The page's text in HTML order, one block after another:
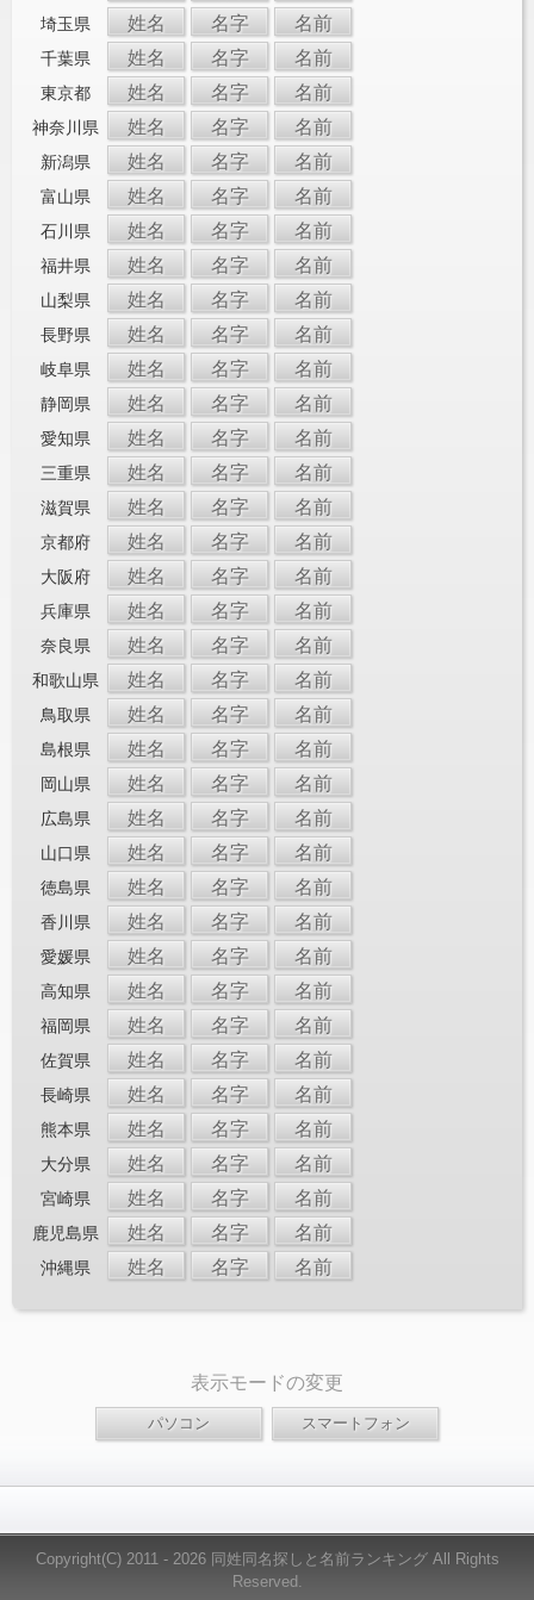
埼玉県 姓名 名字 名前
千葉県 姓名 名字 名前
東京都 姓名 名字 名前
神奈川県 姓名 名字 名前
新潟県 姓名 名字 名前
富山県 姓名 名字 名前
石川県 姓名 名字 名前
福井県 姓名 名字 名前
山梨県 姓名 名字 名前
長野県 姓名 名字 名前
岐阜県 姓名 名字 名前
静岡県 姓名 名字 名前
愛知県 姓名 名字 名前
三重県 姓名 名字 名前
滋賀県 姓名 名字 名前
京都府 姓名 名字 名前
大阪府 姓名 名字 名前
兵庫県 姓名 名字 名前
奈良県 姓名 名字 名前
和歌山県 姓名 名字 名前
鳥取県 姓名 名字 名前
島根県 姓名 名字 名前
岡山県 姓名 名字 名前
広島県 姓名 名字 名前
山口県 姓名 名字 名前
徳島県 姓名 名字 名前
香川県 姓名 名字 名前
愛媛県 姓名 名字 名前
高知県 姓名 名字 名前
福岡県 姓名 名字 名前
佐賀県 姓名 名字 名前
長崎県 姓名 名字 名前
熊本県 姓名 名字 名前
大分県 姓名 名字 名前
宮崎県 姓名 名字 名前
鹿児島県 姓名 名字 名前
沖縄県 姓名 名字 名前
表示モードの変更
Copyright(C) 2011 - 2026 同姓同名探しと名前ランキング All Rights
Reserved.